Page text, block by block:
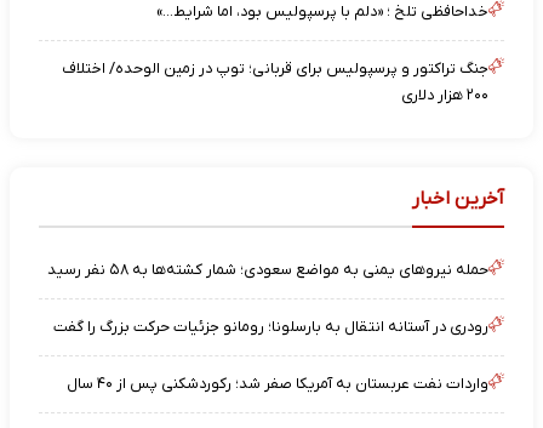
خداحافظی تلخ ؛ «دلم با پرسپولیس بود، اما شرایط…»
جنگ تراکتور و پرسپولیس برای قربانی؛ توپ در زمین الوحده/ اختلاف
۲۰۰ هزار دلاری
آخرین اخبار
حمله نیروهای یمنی به مواضع سعودی؛ شمار کشته‌ها به ۵۸ نفر رسید
رودری در آستانه انتقال به بارسلونا؛ رومانو جزئیات حرکت بزرگ را گفت
واردات نفت عربستان به آمریکا صفر شد؛ رکوردشکنی پس از ۴۰ سال